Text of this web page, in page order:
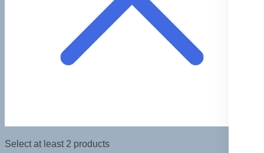
Select at least 2 products